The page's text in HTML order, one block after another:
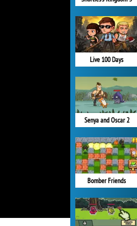
Live 100 Days
Senya and Oscar 2
Bomber Friends